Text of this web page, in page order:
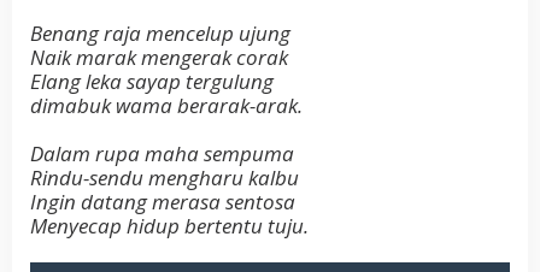
Benang raja mencelup ujung
Naik marak mengerak corak
Elang leka sayap tergulung
dimabuk wama berarak-arak.
Dalam rupa maha sempuma
Rindu-sendu mengharu kalbu
Ingin datang merasa sentosa
Menyecap hidup bertentu tuju.